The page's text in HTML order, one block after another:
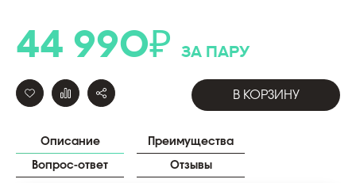
44 990₽ за пару
В КОРЗИНУ
Описание Преимущества
Вопрос-ответ Отзывы